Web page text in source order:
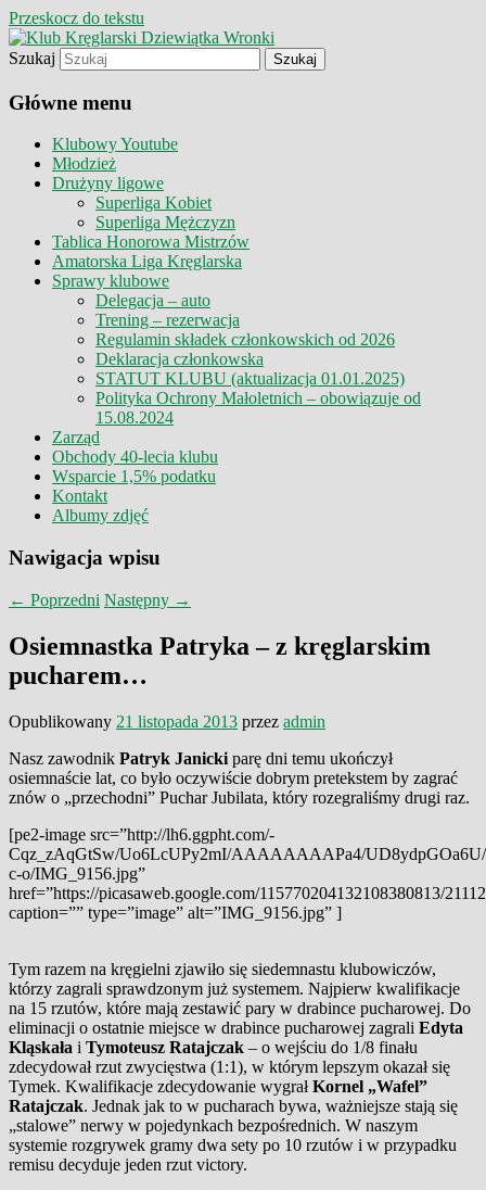
Przeskocz do tekstu
Klub Kręglarski Dziewiątka
Wronki
Klub Kręglarski Dziewiątka Wronki
Szukaj
Główne menu
Klubowy Youtube
Młodzież
Drużyny ligowe
Superliga Kobiet
Superliga Mężczyzn
Tablica Honorowa Mistrzów
Amatorska Liga Kręglarska
Sprawy klubowe
Delegacja – auto
Trening – rezerwacja
Regulamin składek członkowskich od 2026
Deklaracja członkowska
STATUT KLUBU (aktualizacja 01.01.2025)
Polityka Ochrony Małoletnich – obowiązuje od
15.08.2024
Zarząd
Obchody 40-lecia klubu
Wsparcie 1,5% podatku
Kontakt
Albumy zdjęć
Nawigacja wpisu
← Poprzedni Następny →
Osiemnastka Patryka – z kręglarskim
pucharem…
Opublikowany 21 listopada 2013 przez admin
Nasz zawodnik Patryk Janicki parę dni temu ukończył
osiemnaście lat, co było oczywiście dobrym pretekstem by zagrać
znów o „przechodni” Puchar Jubilata, który rozegraliśmy drugi raz.
[pe2-image src=”http://lh6.ggpht.com/-
Cqz_zAqGtSw/Uo6LcUPy2mI/AAAAAAAAPa4/UD8ydpGOa6U/
c-o/IMG_9156.jpg”
href=”https://picasaweb.google.com/115770204132108380813/
caption=”” type=”image” alt=”IMG_9156.jpg” ]
Tym razem na kręgielni zjawiło się siedemnastu klubowiczów,
którzy zagrali sprawdzonym już systemem. Najpierw kwalifikacje
na 15 rzutów, które mają zestawić pary w drabince pucharowej. Do
eliminacji o ostatnie miejsce w drabince pucharowej zagrali Edyta
Kląskała i Tymoteusz Ratajczak – o wejściu do 1/8 finału
zdecydował rzut zwycięstwa (1:1), w którym lepszym okazał się
Tymek. Kwalifikacje zdecydowanie wygrałKornel „Wafel”
Ratajczak. Jednak jak to w pucharach bywa, ważniejsze stają się
„stalowe” nerwy w pojedynkach bezpośrednich. W naszym
systemie rozgrywek gramy dwa sety po 10 rzutów i w przypadku
remisu decyduje jeden rzut victory.